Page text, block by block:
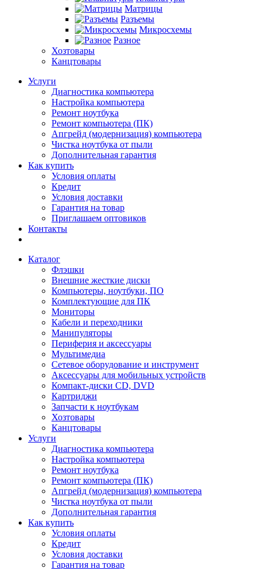
Матрицы
Разъемы
Микросхемы
Разное
Хозтовары
Канцтовары
Услуги
Диагностика компьютера
Настройка компьютера
Ремонт ноутбука
Ремонт компьютера (ПК)
Апгрейд (модернизация) компьютера
Чистка ноутбука от пыли
Дополнительная гарантия
Как купить
Условия оплаты
Кредит
Условия доставки
Гарантия на товар
Приглашаем оптовиков
Контакты
Каталог
Флэшки
Внешние жесткие диски
Компьютеры, ноутбуки, ПО
Комплектующие для ПК
Мониторы
Кабели и переходники
Манипуляторы
Периферия и аксессуары
Мультимедиа
Сетевое оборудование и инструмент
Аксессуары для мобильных устройств
Компакт-диски CD, DVD
Картриджи
Запчасти к ноутбукам
Хозтовары
Канцтовары
Услуги
Диагностика компьютера
Настройка компьютера
Ремонт ноутбука
Ремонт компьютера (ПК)
Апгрейд (модернизация) компьютера
Чистка ноутбука от пыли
Дополнительная гарантия
Как купить
Условия оплаты
Кредит
Условия доставки
Гарантия на товар